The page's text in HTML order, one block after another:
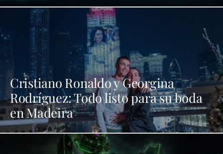
Cristiano Ronaldo y Georgina
Rodríguez: Todo listo para su boda
en Madeira